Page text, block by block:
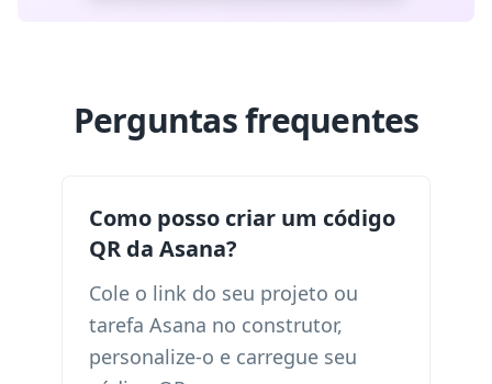
Perguntas frequentes
Como posso criar um código
QR da Asana?
Cole o link do seu projeto ou
tarefa Asana no construtor,
personalize-o e carregue seu